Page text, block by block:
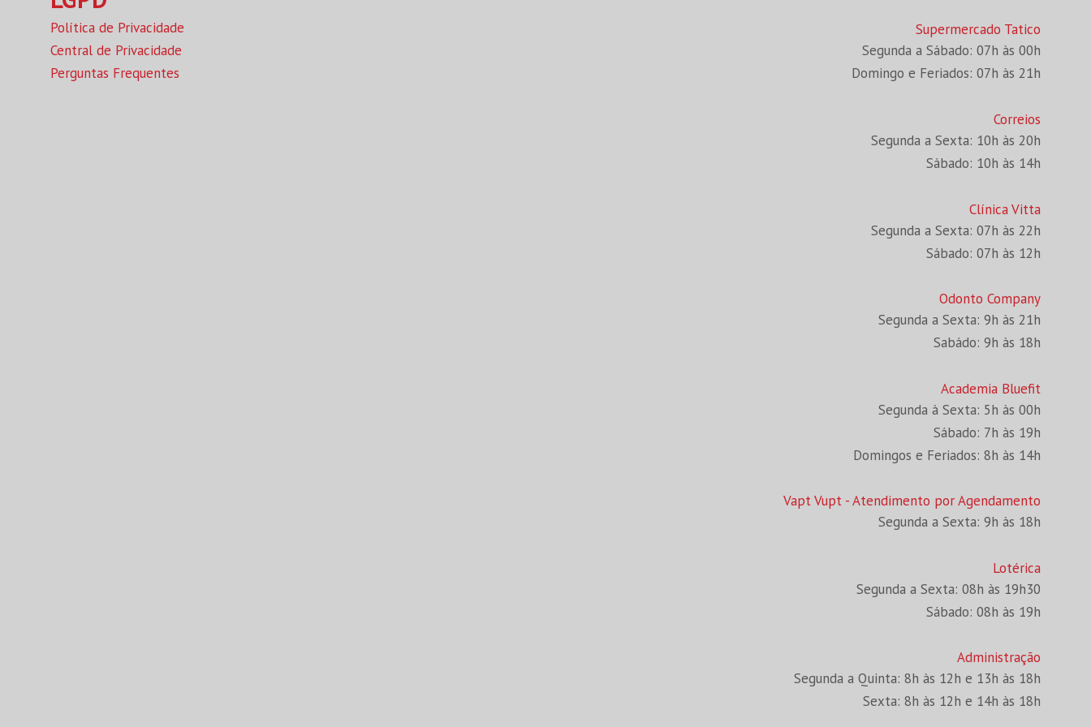
Política de Privacidade
Central de Privacidade
Perguntas Frequentes
Supermercado Tatico
Segunda a Sábado: 07h às 00h
Domingo e Feriados: 07h às 21h
Correios
Segunda a Sexta: 10h às 20h
Sábado: 10h às 14h
Clínica Vitta
Segunda a Sexta: 07h às 22h
Sábado: 07h às 12h
Odonto Company
Segunda a Sexta: 9h às 21h
Sabádo: 9h às 18h
Academia Bluefit
Segunda à Sexta: 5h às 00h
Sábado: 7h às 19h
Domingos e Feriados: 8h às 14h
Vapt Vupt - Atendimento por Agendamento
Segunda a Sexta: 9h às 18h
Lotérica
Segunda a Sexta: 08h às 19h30
Sábado: 08h às 19h
Administração
Segunda a Quinta: 8h às 12h e 13h às 18h
Sexta: 8h às 12h e 14h às 18h